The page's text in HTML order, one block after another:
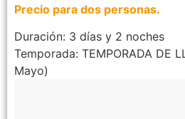
Precio para dos personas.
Duración: 3 días y 2 noches
Temporada: TEMPORADA DE
Mayo)